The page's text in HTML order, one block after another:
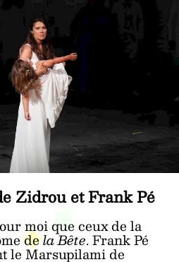
Zidrou et Frank Pé
moi que ceux de la
dela Bête. Frank Pé
le Marsupilami de